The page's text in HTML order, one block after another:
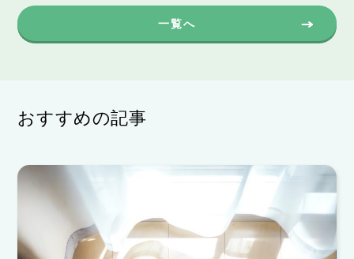
一覧へ
おすすめの記事